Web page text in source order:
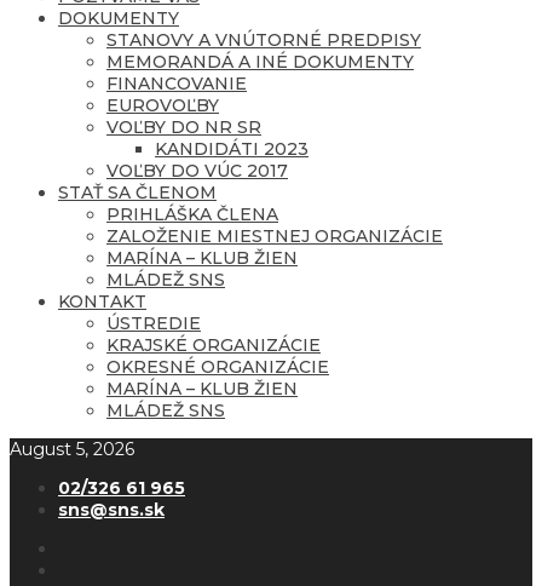
DOKUMENTY
STANOVY A VNÚTORNÉ PREDPISY
MEMORANDÁ A INÉ DOKUMENTY
FINANCOVANIE
EUROVOĽBY
VOĽBY DO NR SR
KANDIDÁTI 2023
VOĽBY DO VÚC 2017
STAŤ SA ČLENOM
PRIHLÁŠKA ČLENA
ZALOŽENIE MIESTNEJ ORGANIZÁCIE
MARÍNA – KLUB ŽIEN
MLÁDEŽ SNS
KONTAKT
ÚSTREDIE
KRAJSKÉ ORGANIZÁCIE
OKRESNÉ ORGANIZÁCIE
MARÍNA – KLUB ŽIEN
MLÁDEŽ SNS
August 5, 2026
02/326 61 965
sns@sns.sk